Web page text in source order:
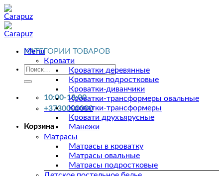
Skip
to
content
Menu
Искать:
10:00-18:00
+3730000000
Корзина
КАТЕГОРИИ ТОВАРОВ
Кровати
Кроватки деревянные
Кроватки подростковые
Кроватки-диванчики
Кроватки-трансформеры овальные
Кроватки-трансформеры
Кровати друхъярусные
Манежи
Матрасы
Матрасы в кроватку
Матрасы овальные
Матрасы подростковые